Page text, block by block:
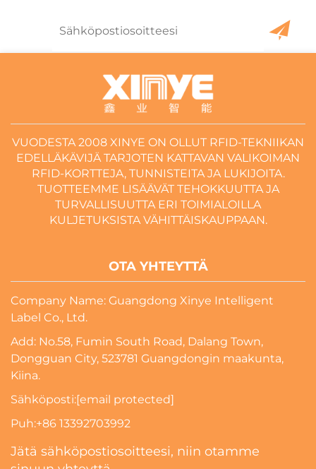
VUODESTA 2008 XINYE ON OLLUT RFID-TEKNIIKAN
EDELLÄKÄVIJÄ TARJOTEN KATTAVAN VALIKOIMAN
RFID-KORTTEJA, TUNNISTEITA JA LUKIJOITA.
TUOTTEEMME LISÄÄVÄT TEHOKKUUTTA JA
TURVALLISUUTTA ERI TOIMIALOILLA
KULJETUKSISTA VÄHITTÄISKAUPPAAN.
OTA YHTEYTTÄ
Company Name: Guangdong Xinye Intelligent
Label Co., Ltd.
Add: No.58, Fumin South Road, Dalang Town,
Dongguan City, 523781 Guangdongin maakunta,
Kiina.
Sähköposti:[email protected]
Puh:+86 13392703992
Jätä sähköpostiosoitteesi, niin otamme